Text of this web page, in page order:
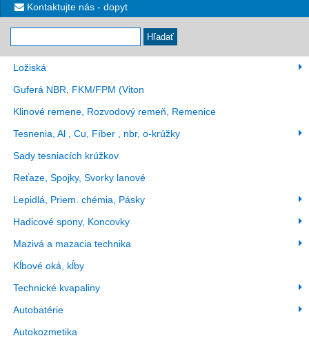
Kontaktujte nás - dopyt
Hľadať
Ložiská
Guferá NBR, FKM/FPM (Viton
Klinové remene, Rozvodový remeň, Remenice
Tesnenia, Al , Cu, Fíber , nbr, o-krúžky
Sady tesniacích krúžkov
Reťaze, Spojky, Svorky lanové
Lepidlá, Priem. chémia, Pásky
Hadicové spony, Koncovky
Mazivá a mazacia technika
Kĺbové oká, kĺby
Technické kvapaliny
Autobatérie
Autokozmetika